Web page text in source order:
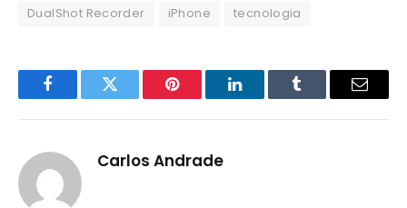
DualShot Recorder
iPhone tecnologia
FacebookTwitter Pinterest LinkedInTumblr Email
Carlos Andrade